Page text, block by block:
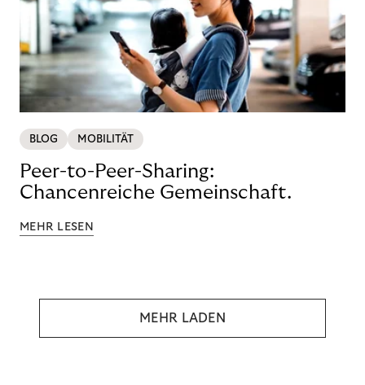
BLOG MOBILITÄT
Peer-to-Peer-Sharing:
Chancenreiche Gemeinschaft.
MEHR LESEN
MEHR LADEN